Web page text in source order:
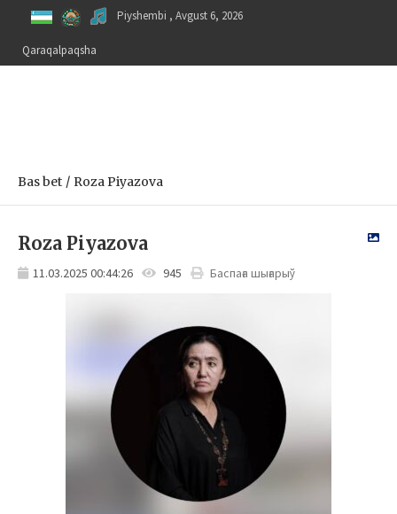
content
Piyshembi , Avgust 6, 2026
Qaraqalpaqsha
Bas bet Roza Piyazova
Roza Piyazova
11.03.2025 00:44:26 945 Баспаға шығарыў